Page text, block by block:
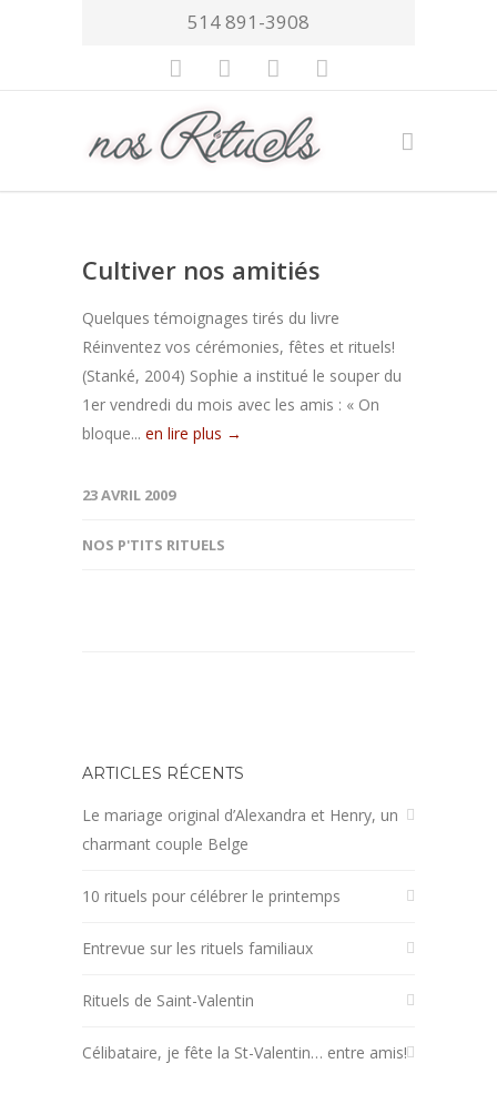
514 891-3908
Cultiver nos amitiés
Quelques témoignages tirés du livre
Réinventez vos cérémonies, fêtes et rituels!
(Stanké, 2004) Sophie a institué le souper du
1er vendredi du mois avec les amis : « On
bloque... en lire plus →
23 AVRIL 2009
NOS P'TITS RITUELS
ARTICLES RÉCENTS
Le mariage original d’Alexandra et Henry, un
charmant couple Belge
10 rituels pour célébrer le printemps
Entrevue sur les rituels familiaux
Rituels de Saint-Valentin
Célibataire, je fête la St-Valentin… entre amis!